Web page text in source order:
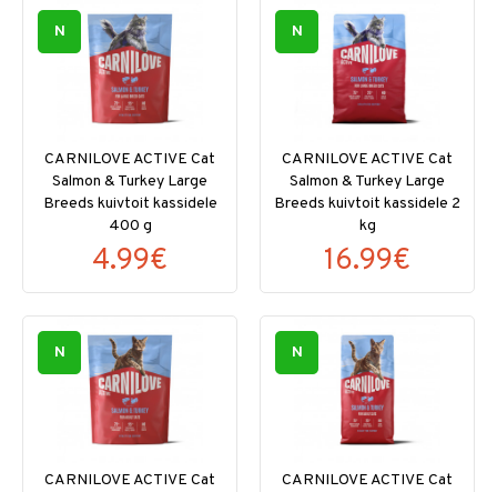
N
CARNILOVE ACTIVE Cat
Salmon & Turkey Large
Breeds kuivtoit kassidele
400 g
4.99€
N
CARNILOVE ACTIVE Cat
Salmon & Turkey Large
Breeds kuivtoit kassidele 2
kg
16.99€
N
CARNILOVE ACTIVE Cat
N
CARNILOVE ACTIVE Cat